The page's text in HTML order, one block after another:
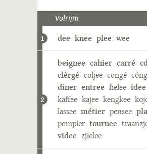
Volrijm
1 dee knee plee wee
2
beignee cahier carré
clèrgé coljee congé
diner entree fielee idee
kaffee kajee kengkee
lassee métier pensee
pompier tournee
videe zjielee